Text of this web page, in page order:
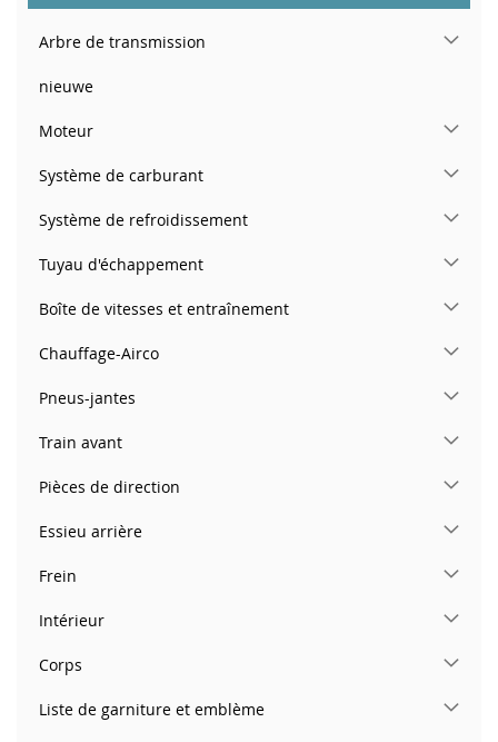
Arbre de transmission
nieuwe
Moteur
Système de carburant
Système de refroidissement
Tuyau d'échappement
Boîte de vitesses et entraînement
Chauffage-Airco
Pneus-jantes
Train avant
Pièces de direction
Essieu arrière
Frein
Intérieur
Corps
Liste de garniture et emblème